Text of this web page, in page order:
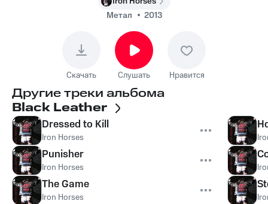
Метал
2013
Скачать Слушать Нравится
Другие треки альбома
Black Leather
Dressed to Kill
Iron Horses
Punisher
Iron Horses
The Game
Iron Horses